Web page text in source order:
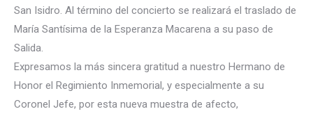
San Isidro. Al término del concierto se realizará el traslado de
María Santísima de la Esperanza Macarena a su paso de
Salida.
Expresamos la más sincera gratitud a nuestro Hermano de
Honor el Regimiento Inmemorial, y especialmente a su
Coronel Jefe, por esta nueva muestra de afecto,